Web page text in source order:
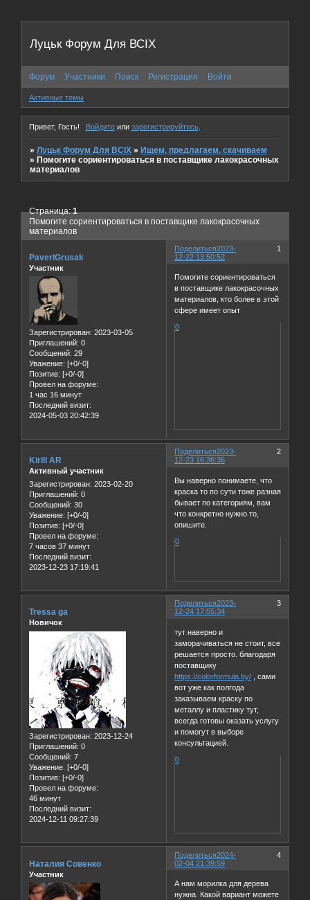
Луцьк Форум Для ВСІХ
Форум Участники Поиск Регистрация Войти
Активные темы
Привет, Гость! Войдитеили зарегистрируйтесь.
»Луцьк Форум Для ВСІХ »Ищем, предлагаем, скачиваем
»Помогите сориентироваться в поставщике лакокрасочных
материалов
Помогите сориентироваться в поставщике лакокрасочных
материалов
Страница:1
Поделиться 1
2023-
12-22 13:50:52
PaverlGrusak
Участник
Зарегистрирован: 2023-03-05
Приглашений: 0
Сообщений: 29
Уважение: [+0/-0]
Позитив: [+0/-0]
Провел на форуме:
1 час 16 минут
Последний визит:
2024-05-03 20:42:39
Помогите сориентироваться
в поставщике лакокрасочных
материалов, кто более в этой
сфере имеет опыт
0
Поделиться 2
2023-
12-23 16:36:36
Kirill AR
Активный участник
Зарегистрирован: 2023-02-20
Приглашений: 0
Сообщений: 30
Уважение: [+0/-0]
Позитив: [+0/-0]
Провел на форуме:
7 часов 37 минут
Последний визит:
2023-12-23 17:19:41
Вы наверно понимаете, что
краска то по сути тоже разная
бывает по категориям, вам
что конкретно нужно то,
опишите.
0
Поделиться 3
2023-
12-24 17:55:34
Tressa ga
Новичок
Зарегистрирован: 2023-12-24
Приглашений: 0
Сообщений: 7
Уважение: [+0/-0]
Позитив: [+0/-0]
Провел на форуме:
46 минут
Последний визит:
2024-12-11 09:27:39
тут наверно и
заморачиваться не стоит, все
решается просто. благодаря
поставщику
https://colorformula.by/ , сами
вот уже как полгода
заказываем краску по
металлу и пластику тут,
всегда готовы оказать услугу
и помогут в выборе
консультацией.
0
Поделиться 4
2024-
02-04 21:39:59
Наталия Совенко
Участник
А нам морилка для дерева
нужна. Какой вариант можете